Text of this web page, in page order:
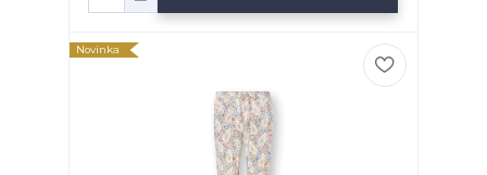
Novinka